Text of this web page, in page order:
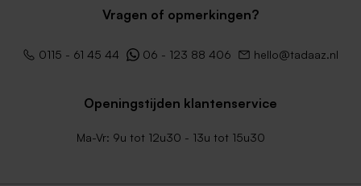
Vragen of opmerkingen?
0115 - 61 45 44 06 - 123 88 406 hello@tadaaz.nl
Openingstijden klantenservice
Ma-Vr: 9u tot 12u30 - 13u tot 15u30